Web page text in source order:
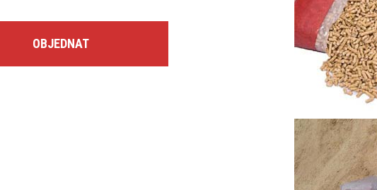
OBJEDNAT